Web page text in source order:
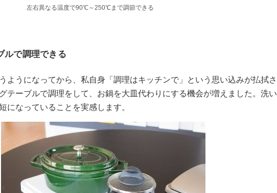
左右異なる温度で90℃～250℃まで調節できる
ルで調理できる
ようになってから、私自身「調理はキッチンで」という思い込みが払拭さ
テーブルで調理をして、お鍋を大皿代わりにする機会が増えました。洗い
になっていることを実感します。